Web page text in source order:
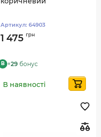
Артикул: 64903
1 475 грн
B +29 бонус
В наявності